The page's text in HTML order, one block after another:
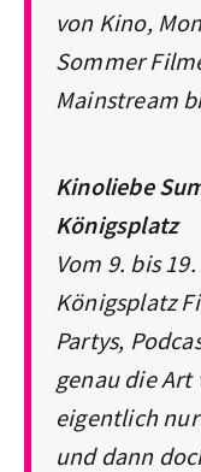
von Kino,
Sommer
Mainstream
Kinoliebe
Königsplatz
Vom 9. bis
Königsplatz
Partys,
genau die
eigentlich
und dann